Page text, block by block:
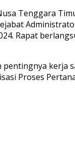
Tenggara
Rapat
pentingnya
Proses